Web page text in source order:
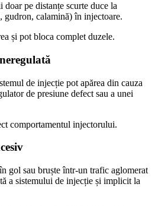
pe distanțe scurte duce la
gudron, calamină) în injectoare.
și pot bloca complet duzele.
de injecție pot apărea din cauza
de presiune defect sau a unei
comportamentul injectorului.
gol sau bruște într-un trafic aglomerat
a sistemului de injecție și implicit la